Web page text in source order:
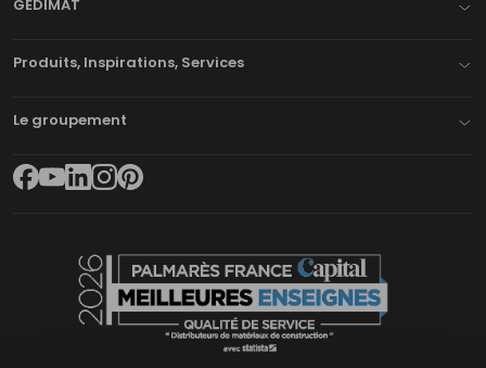
GEDIMAT
Produits, Inspirations, Services
Le groupement